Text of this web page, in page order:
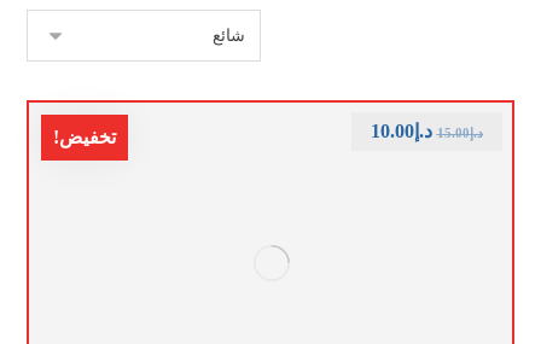
تخفيض! د.إ15.00 د.إ10.00